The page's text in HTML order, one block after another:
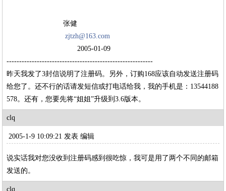
张健
zjtzh@163.com
2005-01-09
----------------------------------------------------------
昨天我发了3封信说明了注册码。另外，订购168应该自动发送注册码
给您了。还不行的话请发短信或打电话给我，我的手机是：13544188
578。还有，您要先将“姐姐”升级到3.6版本。
clq
2005-1-9 10:09:21 发表编辑
说实话我对您没收到注册码感到很吃惊，我可是用了两个不同的邮箱
发送的。
clq